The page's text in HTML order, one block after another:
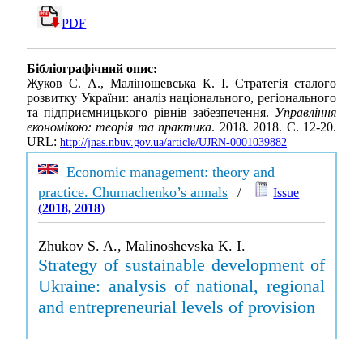
PDF
Бібліографічний опис:
Жуков С. А., Маліношевська К. І. Стратегія сталого
розвитку України: аналіз національного, регіонального
та підприємницького рівнів забезпечення. Управління
економікою: теорія та практика. 2018. 2018. С. 12-20.
URL: http://jnas.nbuv.gov.ua/article/UJRN-0001039882
Economic management: theory and
practice. Chumachenko’s annals /
Issue
(2018, 2018)
Zhukov S. A., Malinoshevska K. I.
Strategy of sustainable development of
Ukraine: analysis of national, regional
and entrepreneurial levels of provision